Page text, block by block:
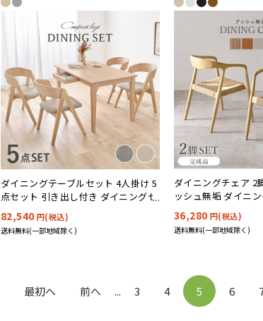
ダイニングテーブルセット 4人掛け 5
点セット 引き出し付き ダイニングセ
ット MI-861037-5S 2色対応
82,540 円(税込)
送料無料(一部地域除く)
ダイニングチェア 2
ッシュ無垢 ダイニ
7000 4色対応
36,280 円(税込)
送料無料(一部地域除く)
最初へ 前へ ... 3 4 5 6